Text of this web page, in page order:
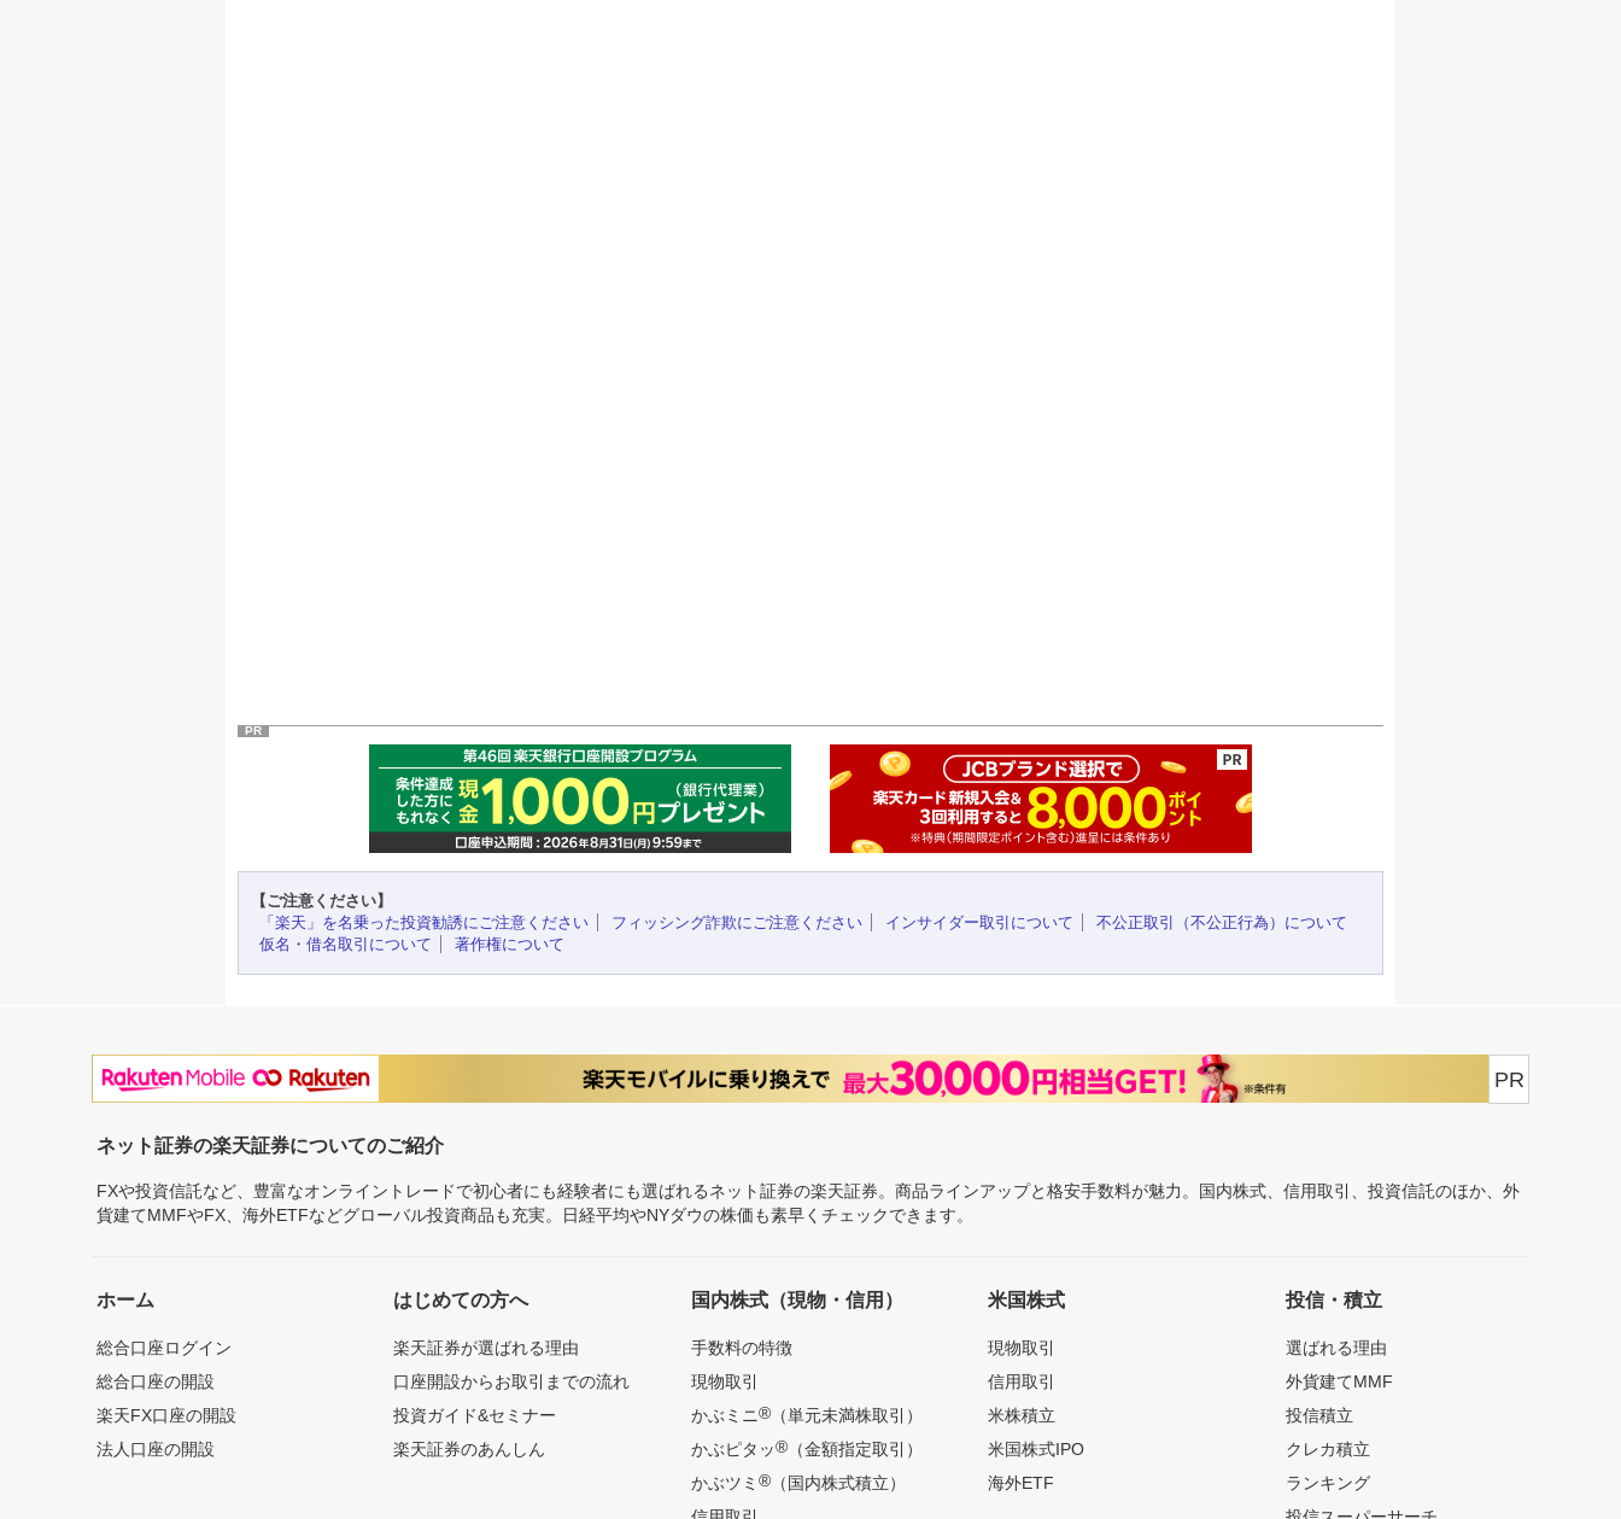
PR
【ご注意ください】
「楽天」を名乗った投資勧誘にご注意ください
フィッシング詐欺にご注意ください インサイダー取引について
不公正取引（不公正行為）について
仮名・借名取引について
著作権について
PR
ネット証券の楽天証券についてのご紹介
FXや投資信託など、豊富なオンライントレードで初心者にも経験者にも選ばれるネット証券の楽天証券。商品ラインアップと格安手数料が魅力。国内株式、信用取引、投資信託のほか、外
貨建てMMFやFX、海外ETFなどグローバル投資商品も充実。日経平均やNYダウの株価も素早くチェックできます。
ホーム
総合口座ログイン
総合口座の開設
楽天FX口座の開設
法人口座の開設
はじめての方へ
楽天証券が選ばれる理由
口座開設からお取引までの流れ
投資ガイド&セミナー
楽天証券のあんしん
国内株式（現物・信用）
手数料の特徴
現物取引
かぶミニ®（単元未満株取引）
かぶピタッ®（金額指定取引）
かぶツミ ®（国内株式積立）
米国株式
現物取引
信用取引
米株積立
米国株式IPO
海外ETF
投信・積立
選ばれる理由
外貨建てMMF
投信積立
クレカ積立
ランキング